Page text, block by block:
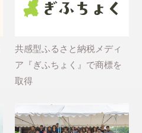
共感型ふるさと納税メディ
ア『ぎふちょく』で商標を
取得